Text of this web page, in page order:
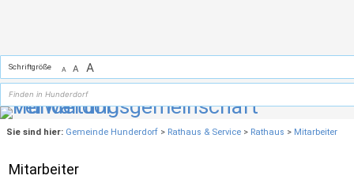
Schriftgröße A A A
Sie sind hier: Gemeinde Hunderdorf > Rathaus & Service > Rathaus > Mitarbeiter
Mitarbeiter